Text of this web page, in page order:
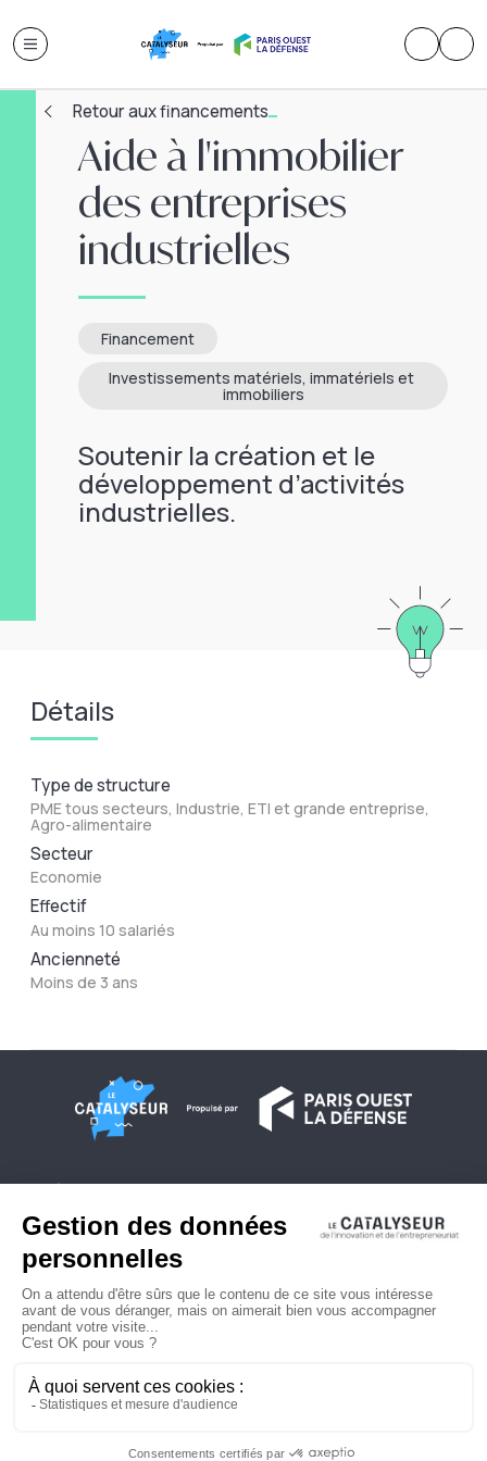
Retour aux financements
Aide à l'immobilier
des entreprises
industrielles
Financement
Investissements matériels, immatériels et
immobiliers
Soutenir la création et le
développement d’activités
industrielles.
Détails
Type de structure
PME tous secteurs, Industrie, ETI et grande entreprise,
Agro-alimentaire
Secteur
Economie
Effectif
Au moins 10 salariés
Ancienneté
Moins de 3 ans
Conditions générales d'utilisation
Contactez-nous
Politique de confidentialité
Plan du site
© 2026 Copyright - Le Catalyseur